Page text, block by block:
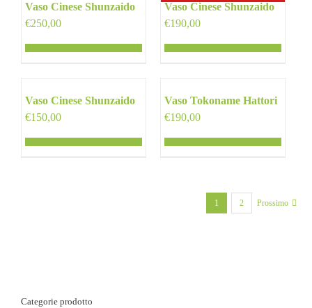
Vaso Cinese Shunzaido
€250,00
Vaso Cinese Shunzaido
€190,00
Vaso Cinese Shunzaido
€150,00
Vaso Tokoname Hattori
€190,00
1 2 Prossimo
Categorie prodotto